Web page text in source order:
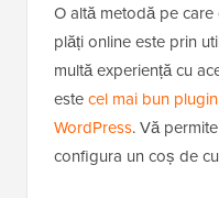
O altă metodă pe
plăți online este prin
multă experiență cu
estecel mai bun
WordPress. Vă
configura un coș de